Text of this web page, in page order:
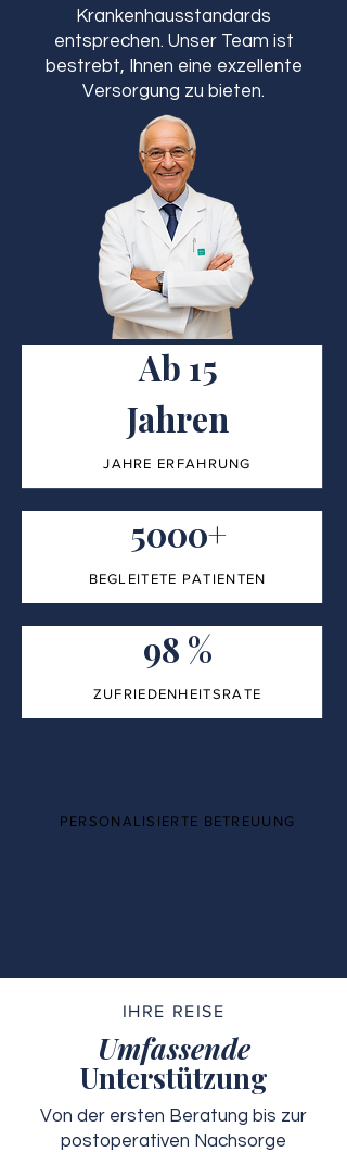
Krankenhausstandards
entsprechen. Unser Team ist
bestrebt, Ihnen eine exzellente
Versorgung zu bieten.
Ab 15
Jahren
JAHRE ERFAHRUNG
5000+
BEGLEITETE PATIENTEN
98 %
ZUFRIEDENHEITSRATE
PERSONALISIERTE BETREUUNG
IHRE REISE
Umfassende
Unterstützung
Von der ersten Beratung bis zur
postoperativen Nachsorge